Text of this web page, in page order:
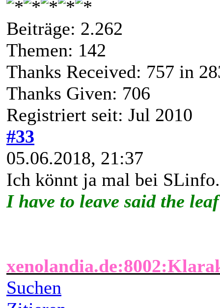
Beiträge: 2.262
Themen: 142
Thanks Received: 757 in
Thanks Given: 706
Registriert seit: Jul 2010
#33
05.06.2018, 21:37
Ich könnt ja mal bei
I have to leave said the
Suchen